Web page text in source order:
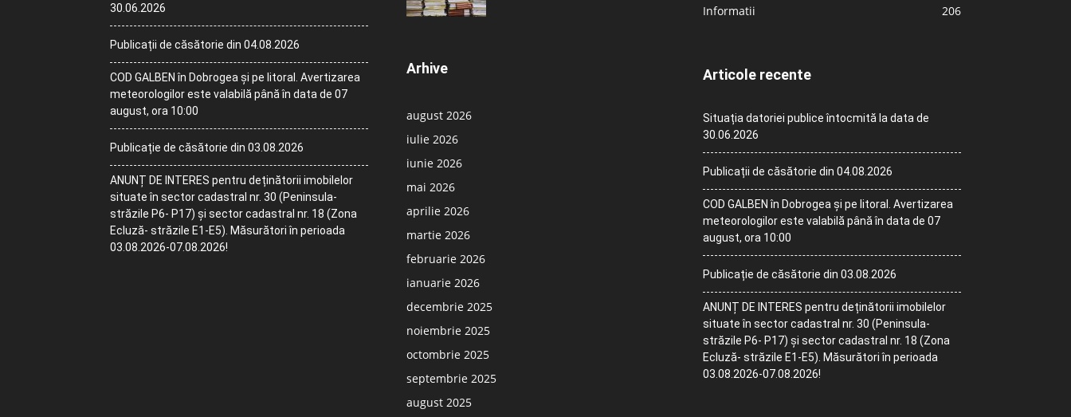
30.06.2026
Publicații de căsătorie din 04.08.2026
COD GALBEN în Dobrogea și pe litoral. Avertizarea
meteorologilor este valabilă până în data de 07
august, ora 10:00
Publicație de căsătorie din 03.08.2026
ANUNȚ DE INTERES pentru deținătorii imobilelor
situate în sector cadastral nr. 30 (Peninsula-
străzile P6- P17) și sector cadastral nr. 18 (Zona
Ecluză- străzile E1-E5). Măsurători în perioada
03.08.2026-07.08.2026!
Arhive
august 2026
iulie 2026
iunie 2026
mai 2026
aprilie 2026
martie 2026
februarie 2026
ianuarie 2026
decembrie 2025
noiembrie 2025
octombrie 2025
septembrie 2025
august 2025
Informatii
206
Articole recente
Situația datoriei publice întocmită la data de
30.06.2026
Publicații de căsătorie din 04.08.2026
COD GALBEN în Dobrogea și pe litoral. Avertizarea
meteorologilor este valabilă până în data de 07
august, ora 10:00
Publicație de căsătorie din 03.08.2026
ANUNȚ DE INTERES pentru deținătorii imobilelor
situate în sector cadastral nr. 30 (Peninsula-
străzile P6- P17) și sector cadastral nr. 18 (Zona
Ecluză- străzile E1-E5). Măsurători în perioada
03.08.2026-07.08.2026!